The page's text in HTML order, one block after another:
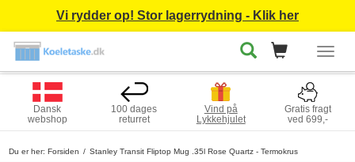
Vi rydder op! Stor lagerrydning - Klik her
Dansk
webshop
100 dages
returret
Vind på
Lykkehjulet
Gratis fragt
ved 699,-
Du er her: Forsiden Stanley Transit Fliptop Mug .35l Rose Quartz - Termokrus